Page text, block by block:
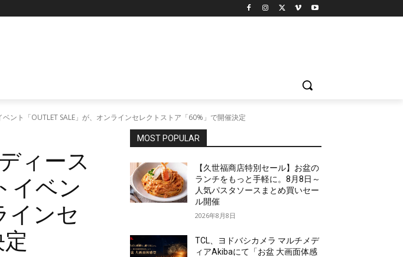
ント「OUTLET SALE」が、オンラインセレクトストア「60%」で開催決定
ィース
イベン
インセ
MOST POPULAR
【久世福商店特別セール】お盆の
ランチをもっと手軽に。8月8日～
人気パスタソースまとめ買いセー
ル開催
2026年8月8日
TCL、ヨドバシカメラ マルチメデ
ィアAkibaにて「お盆 大画面体感